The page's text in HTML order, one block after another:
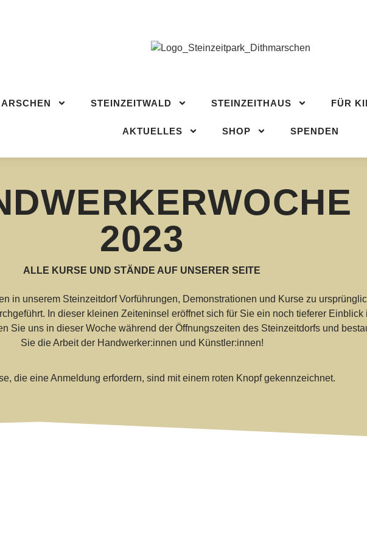
AKTUELLES SHOP SPENDEN
STEINZEITWALD STEINZEITHAUS FÜR
AKTUELLES SHOP SPENDEN
2023
ALLE KURSE UND STÄNDE AUF UNSERER SEITE
in unserem Steinzeitdorf Vorführungen, Demonstrationen und Kurse zu
In dieser kleinen Zeiteninsel eröffnet sich für Sie ein noch tieferer Einblick
Sie uns in dieser Woche während der Öffnungszeiten des Steinzeitdorfs und
Sie die Arbeit der Handwerker:innen und Künstler:innen!
die eine Anmeldung erfordern, sind mit einem roten Knopf gekennzeichnet.